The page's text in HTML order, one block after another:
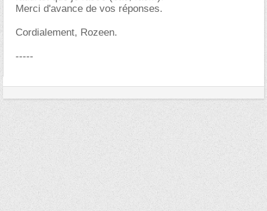
Merci d'avance de vos réponses.
Cordialement, Rozeen.
-----